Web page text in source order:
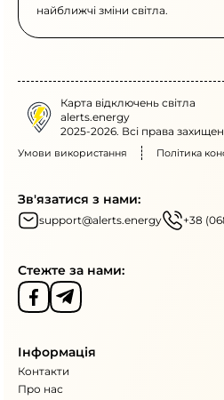
найближчі зміни світла.
Карта відключень світла
alerts.energy
2025-2026. Всі права
Умови використання Політика
Зв'язатися з нами:
support@alerts.energy +38
Стежте за нами:
Інформація
Контакти
Про нас